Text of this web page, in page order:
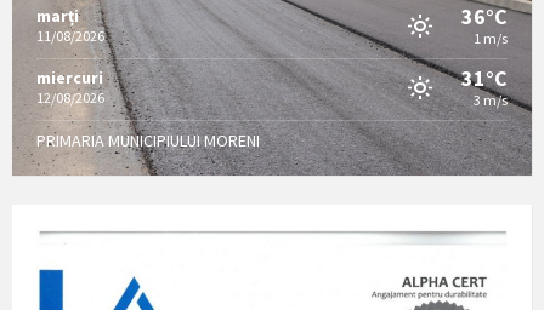
marți
11/08/2026
36°C
1 m/s
miercuri
12/08/2026
31°C
3 m/s
PRIMARIA MUNICIPIULUI MORENI